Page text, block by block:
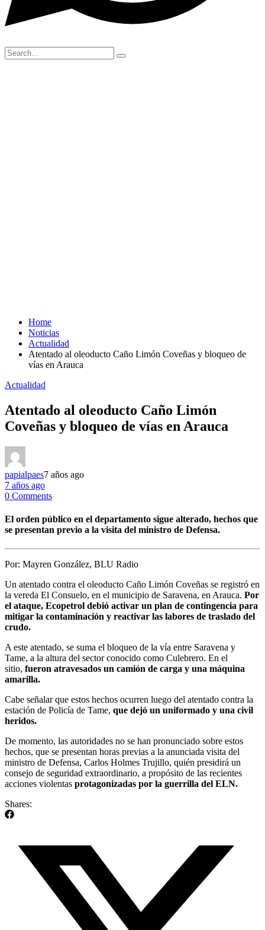
Home
Noticias
Actualidad
Atentado al oleoducto Caño Limón Coveñas y bloqueo de
vías en Arauca
Actualidad
Atentado al oleoducto Caño Limón
Coveñas y bloqueo de vías en Arauca
papialpaes7 años ago
7 años ago
0 Comments
El orden público en el departamento sigue alterado, hechos que
se presentan previo a la visita del ministro de Defensa.
Por: Mayren González, BLU Radio
Un atentado contra el oleoducto Caño Limón Coveñas se registró en
la vereda El Consuelo, en el municipio de Saravena, en Arauca. Por
el ataque, Ecopetrol debió activar un plan de contingencia para
mitigar la contaminación y reactivar las labores de traslado del
crudo.
A este atentado, se suma el bloqueo de la vía entre Saravena y
Tame, a la altura del sector conocido como Culebrero. En el
sitio, fueron atravesados un camión de carga y una máquina
amarilla.
Cabe señalar que estos hechos ocurren luego del atentado contra la
estación de Policía de Tame, que dejó un uniformado y una civil
heridos.
De momento, las autoridades no se han pronunciado sobre estos
hechos, que se presentan horas previas a la anunciada visita del
ministro de Defensa, Carlos Holmes Trujillo, quién presidirá un
consejo de seguridad extraordinario, a propósito de las recientes
acciones violentas protagonizadas por la guerrilla del ELN.
Shares: